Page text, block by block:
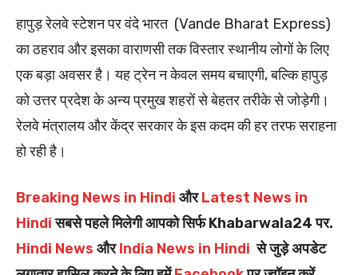
हापुड़ रेलवे स्टेशन पर वंदे भारत (Vande Bharat Express)
का ठहराव और इसका वाराणसी तक विस्तार स्थानीय लोगों के लिए
एक बड़ा अवसर है। यह ट्रेन न केवल समय बचाएगी, बल्कि हापुड़
को उत्तर प्रदेश के अन्य प्रमुख शहरों से बेहतर तरीके से जोड़ेगी।
रेलवे मंत्रालय और केंद्र सरकार के इस कदम की हर तरफ सराहना
हो रही है।
Breaking News in Hindi औरLatest News in
Hindiसबसे पहले मिलेगी आपको सिर्फ Khabarwala24 पर.
Hindi News औरIndia News in Hindi से जुड़े अपडेट